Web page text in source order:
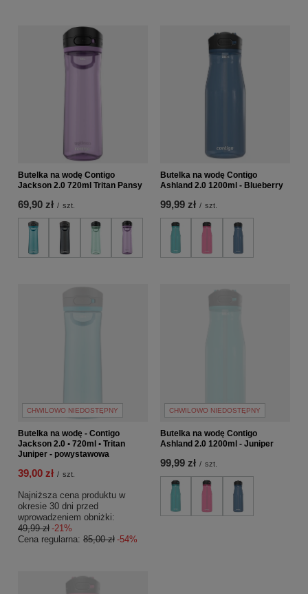
Butelka na wodę Contigo
Jackson 2.0 720ml Tritan Pansy
69,90 zł / szt.
Butelka na wodę Contigo
Ashland 2.0 1200ml - Blueberry
99,99 zł / szt.
CHWILOWO NIEDOSTĘPNY
Butelka na wodę - Contigo
Jackson 2.0 • 720ml • Tritan
Juniper - powystawowa
39,00 zł / szt.
Najniższa cena produktu w
okresie 30 dni przed
wprowadzeniem obniżki:
49,99 zł -21%
Cena regularna: 85,00 zł -54%
CHWILOWO NIEDOSTĘPNY
Butelka na wodę Contigo
Ashland 2.0 1200ml - Juniper
99,99 zł / szt.